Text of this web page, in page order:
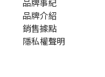
品牌事紀
品牌介紹
銷售據點
隱私權聲明